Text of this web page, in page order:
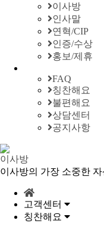
이사방
인사말
연혁/CIP
인증/수상
홍보/제휴
FAQ
칭찬해요
불편해요
상담센터
공지사항
이사방
이사방의 가장 소중한
고객센터
칭찬해요